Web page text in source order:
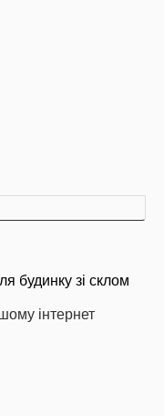
будинку зі склом
інтернет